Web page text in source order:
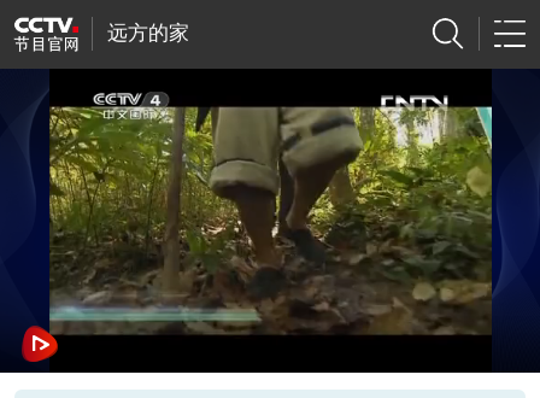
远方的家